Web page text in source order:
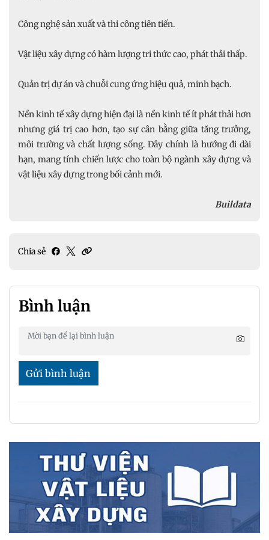
Công nghệ sản xuất và thi công tiên tiến.
Vật liệu xây dựng có hàm lượng tri thức cao, phát thải thấp.
Quản trị dự án và chuỗi cung ứng hiệu quả, minh bạch.
Nền kinh tế xây dựng hiện đại là nền kinh tế ít phát thải hơn
nhưng giá trị cao hơn, tạo sự cân bằng giữa tăng trưởng,
môi trường và chất lượng sống. Đây chính là hướng đi dài
hạn, mang tính chiến lược cho toàn bộ ngành xây dựng và
vật liệu xây dựng trong bối cảnh mới.
Buildata
Chia sẻ
Bình luận
Gửi bình luận